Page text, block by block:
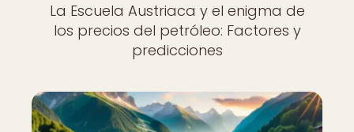
La Escuela Austriaca y el enigma de
los precios del petróleo: Factores y
predicciones